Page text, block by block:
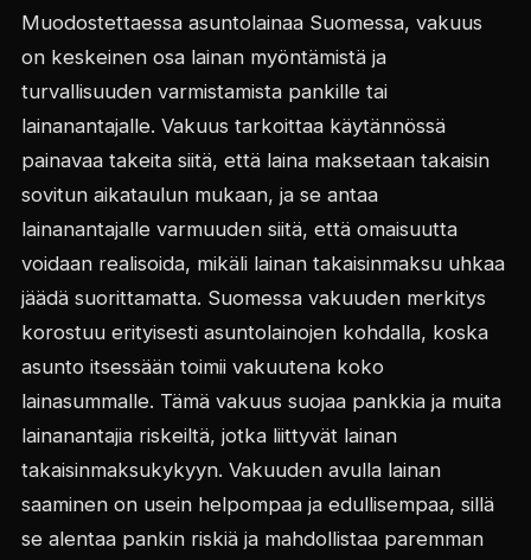
Muodostettaessa asuntolainaa Suomessa, vakuus
on keskeinen osa lainan myöntämistä ja
turvallisuuden varmistamista pankille tai
lainanantajalle. Vakuus tarkoittaa käytännössä
painavaa takeita siitä, että laina maksetaan takaisin
sovitun aikataulun mukaan, ja se antaa
lainanantajalle varmuuden siitä, että omaisuutta
voidaan realisoida, mikäli lainan takaisinmaksu uhkaa
jäädä suorittamatta. Suomessa vakuuden merkitys
korostuu erityisesti asuntolainojen kohdalla, koska
asunto itsessään toimii vakuutena koko
lainasummalle. Tämä vakuus suojaa pankkia ja muita
lainanantajia riskeiltä, jotka liittyvät lainan
takaisinmaksukykyyn. Vakuuden avulla lainan
saaminen on usein helpompaa ja edullisempaa, sillä
se alentaa pankin riskiä ja mahdollistaa paremman